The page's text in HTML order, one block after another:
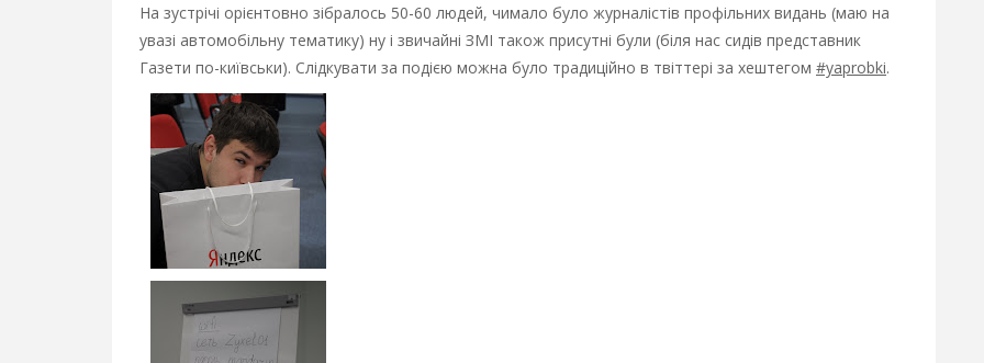
На зустрічі орієнтовно зібралось 50-60 людей, чимало було журналістів профільних видань (маю на
увазі автомобільну тематику) ну і звичайні ЗМІ також присутні були (біля нас сидів представник
Газети по-київськи). Слідкувати за подією можна було традиційно в твіттері за хештегом #yaprobki.